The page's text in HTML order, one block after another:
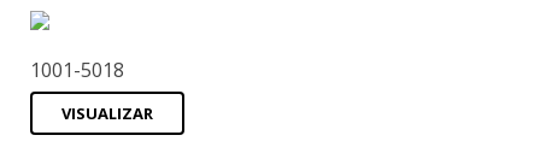
1001-5018
VISUALIZAR